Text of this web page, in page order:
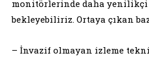
monitörlerinde daha
bekleyebiliriz. Ortaya çıkan
– İnvazif olmayan izleme